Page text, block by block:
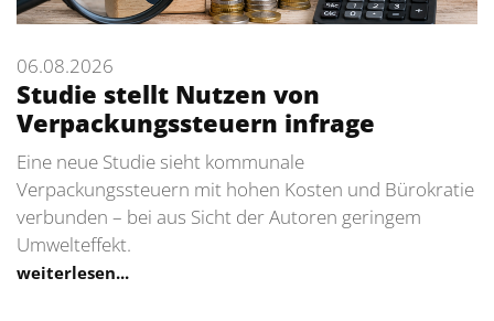
06.08.2026
Studie stellt Nutzen von
Verpackungssteuern infrage
Eine neue Studie sieht kommunale
Verpackungssteuern mit hohen Kosten und Bürokratie
verbunden – bei aus Sicht der Autoren geringem
Umwelteffekt.
weiterlesen...